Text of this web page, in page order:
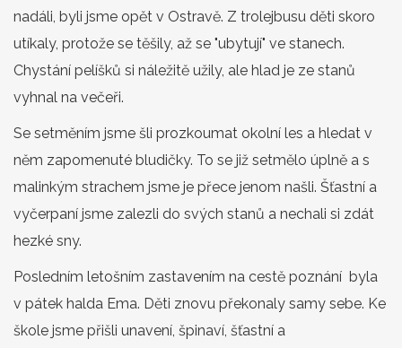
nadáli, byli jsme opět v Ostravě. Z trolejbusu děti skoro
utíkaly, protože se těšily, až se "ubytují" ve stanech.
Chystání pelíšků si náležitě užily, ale hlad je ze stanů
vyhnal na večeři.
Se setměním jsme šli prozkoumat okolní les a hledat v
něm zapomenuté bludičky. To se již setmělo úplně a s
malinkým strachem jsme je přece jenom našli. Šťastní a
vyčerpaní jsme zalezli do svých stanů a nechali si zdát
hezké sny.
Posledním letošním zastavením na cestě poznání byla
v pátek halda Ema. Děti znovu překonaly samy sebe. Ke
škole jsme přišli unavení, špinaví, šťastní a